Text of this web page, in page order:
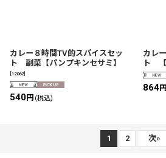
カレー８時間TV的スパイスセッ
ト 副菜【パンプキンセサミ】
[12062]
540円 (税込)
カレ
ト 【
864円
1 2 次»